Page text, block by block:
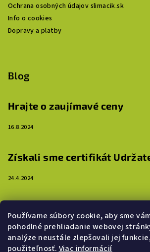
Používame súbory cookie, aby sme
pohodlné prehliadanie webovej
analýze neustále zlepšovali jej
použiteľnosť. Viac informácií
Ochrana osobných údajov slimacik.sk
Info o cookies
Dopravy a platby
Blog
Hrajte o zaujímavé ceny
16.8.2024
Získali sme certifikát
24.4.2024
samolepkami
16.4.2024